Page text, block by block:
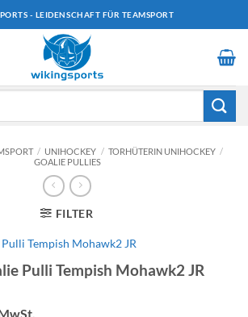
- LEIDENSCHAFT FÜR TEAMSPORT
/ UNIHOCKEY / TORHÜTERIN UNIHOCKEY /
GOALIE PULLIES
FILTER
Pulli Tempish Mohawk2 JR